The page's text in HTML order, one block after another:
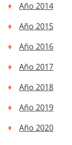
Año 2014
Año 2015
Año 2016
Año 2017
Año 2018
Año 2019
Año 2020